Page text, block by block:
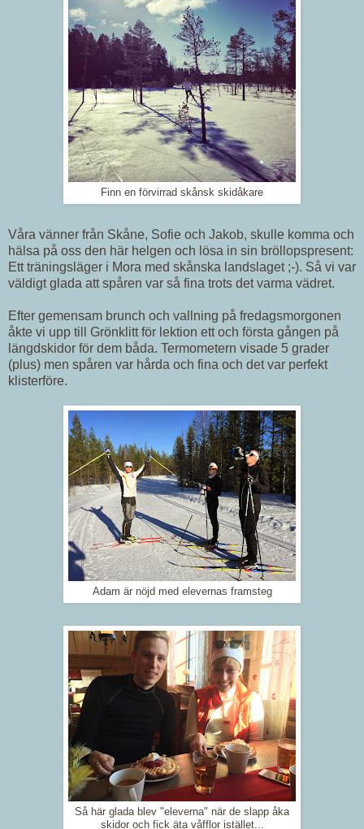
Finn en förvirrad skånsk skidåkare
Våra vänner från Skåne, Sofie och Jakob, skulle komma och
hälsa på oss den här helgen och lösa in sin bröllopspresent:
Ett träningsläger i Mora med skånska landslaget ;-). Så vi var
väldigt glada att spåren var så fina trots det varma vädret.
Efter gemensam brunch och vallning på fredagsmorgonen
åkte vi upp till Grönklitt för lektion ett och första gången på
längdskidor för dem båda. Termometern visade 5 grader
(plus) men spåren var hårda och fina och det var perfekt
klisterföre.
Adam är nöjd med elevernas framsteg
Så här glada blev "eleverna" när de slapp åka
skidor och fick äta våfflor istället...